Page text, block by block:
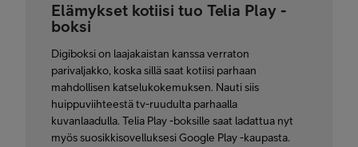
Elämykset kotiisi tuo Telia Play -
boksi
Digiboksi on laajakaistan kanssa verraton
parivaljakko, koska sillä saat kotiisi parhaan
mahdollisen katselukokemuksen. Nauti siis
huippuviihteestä tv-ruudulta parhaalla
kuvanlaadulla. Telia Play -boksille saat ladattua nyt
myös suosikkisovelluksesi Google Play -kaupasta.